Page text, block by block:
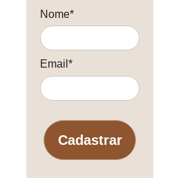
Nome*
Email*
Cadastrar